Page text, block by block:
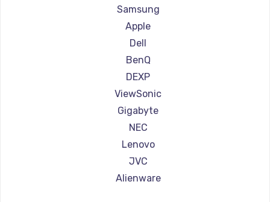
Ремонт мониторов Titan Army
Ремонт мониторов iFFALCON
Ремонт мониторов Dahua
Samsung
Apple
Dell
BenQ
DEXP
ViewSonic
Gigabyte
NEC
Lenovo
JVC
Alienware